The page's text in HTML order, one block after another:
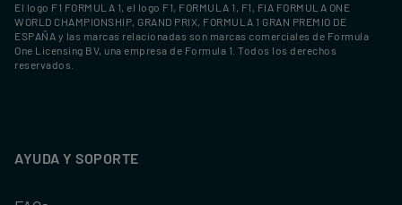
El logo F1 FORMULA 1, el logo F1, FORMULA 1, F1, FIA FORMULA ONE
WORLD CHAMPIONSHIP, GRAND PRIX, FORMULA 1 GRAN PREMIO DE
ESPAÑA y las marcas relacionadas son marcas comerciales de Formula
One Licensing BV, una empresa de Formula 1. Todos los derechos
reservados.
AYUDA Y SOPORTE